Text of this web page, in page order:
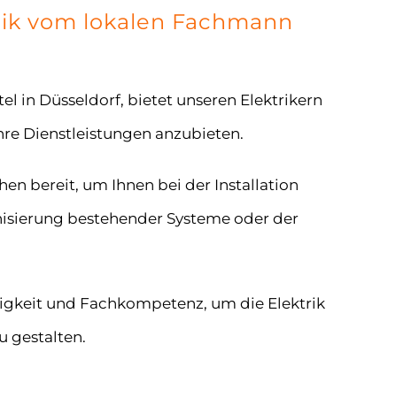
vom lokalen Fachmann
in Düsseldorf, bietet unseren Elektrikern
Dienstleistungen anzubieten.
bereit, um Ihnen bei der Installation
bestehender Systeme oder der
und Fachkompetenz, um die Elektrik
gestalten.